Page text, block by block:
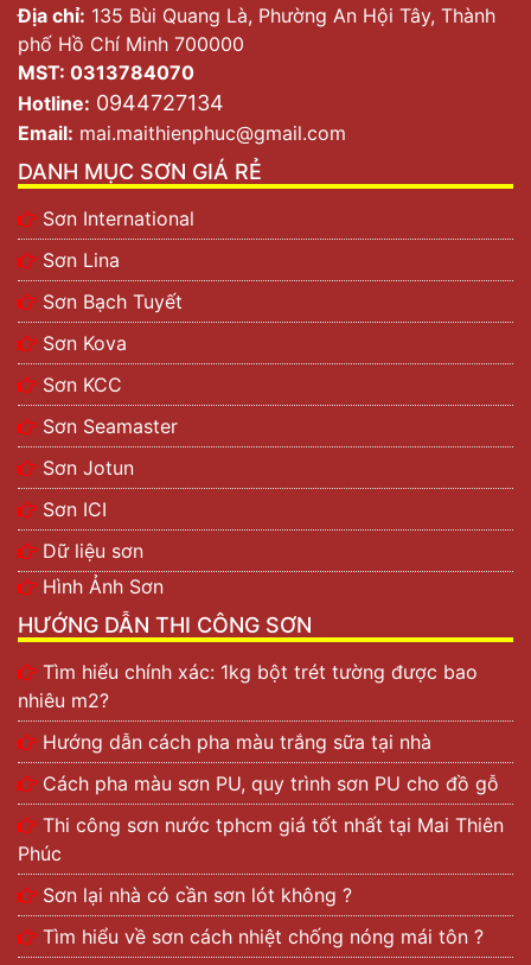
Địa chỉ: 135 Bùi Quang Là, Phường An Hội Tây, Thành
phố Hồ Chí Minh 700000
MST: 0313784070
Hotline: 0944727134
Email: mai.maithienphuc@gmail.com
DANH MỤC SƠN GIÁ RẺ
Sơn International
Sơn Lina
Sơn Bạch Tuyết
Sơn Kova
Sơn KCC
Sơn Seamaster
Sơn Jotun
Sơn ICI
Dữ liệu sơn
Hình Ảnh Sơn
HƯỚNG DẪN THI CÔNG SƠN
Tìm hiểu chính xác: 1kg bột trét tường được bao
nhiêu m2?
Hướng dẫn cách pha màu trắng sữa tại nhà
Cách pha màu sơn PU, quy trình sơn PU cho đồ gỗ
Thi công sơn nước tphcm giá tốt nhất tại Mai Thiên
Phúc
Sơn lại nhà có cần sơn lót không ?
Tìm hiểu về sơn cách nhiệt chống nóng mái tôn ?